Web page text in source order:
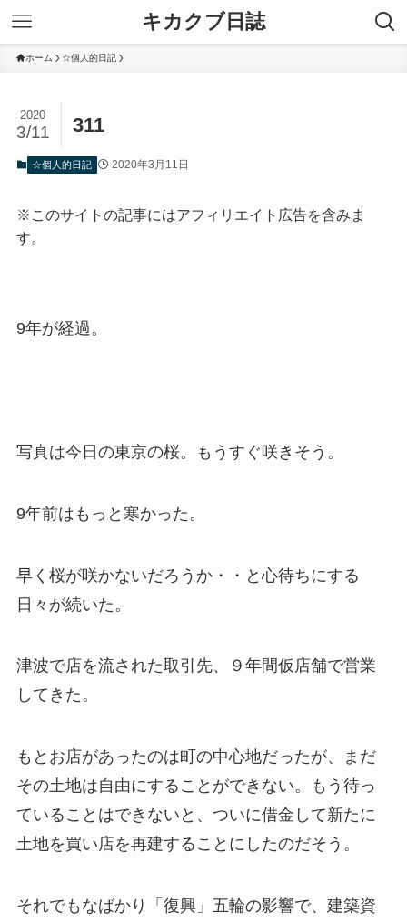
キカクブ日誌
ホーム ☆個人的日記
311
2020
3/11
☆個人的日記 2020年3月11日
※このサイトの記事にはアフィリエイト広告を含みま
す。
9年が経過。
写真は今日の東京の桜。もうすぐ咲きそう。
9年前はもっと寒かった。
早く桜が咲かないだろうか・・と心待ちにする
日々が続いた。
津波で店を流された取引先、９年間仮店舗で営業
してきた。
もとお店があったのは町の中心地だったが、まだ
その土地は自由にすることができない。もう待っ
ていることはできないと、ついに借金して新たに
土地を買い店を再建することにしたのだそう。
それでもなばかり「復興」五輪の影響で、建築資